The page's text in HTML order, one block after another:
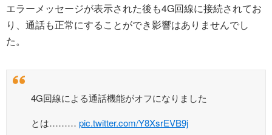
エラーメッセージが表示された後も4G回線に接続されてお
り、通話も正常にすることができ影響はありませんでし
た。
4G回線による通話機能がオフになりました
とは……… pic.twitter.com/Y8XsrEVB9j